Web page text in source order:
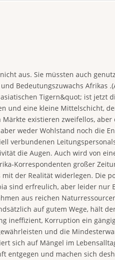
aus. Sie müssten auch
Bedeutungszuwachs Afrikas
Tigern&quot; ist jetzt
und eine kleine Mittelschicht,
existieren zweifellos,
weder Wohlstand noch die
verbundenen
die Augen. Auch wird von
Korrespondenten großer
der Realität widerlegen. Die
sind erfreulich, aber leider nur
aus reichen
auf gutem Wege, hält
ineffizient, Korruption ein
und die
sich auf Mängel im
entgegen und machen sich